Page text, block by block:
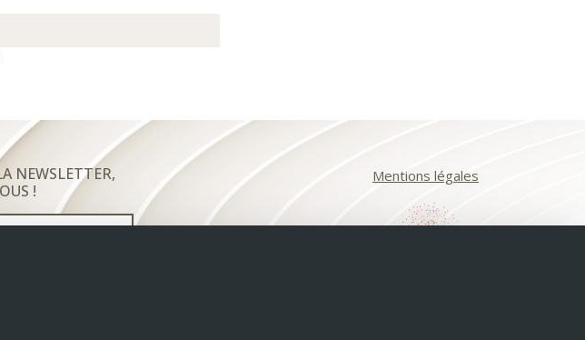
NEWSLETTER,
!
Mentions légales